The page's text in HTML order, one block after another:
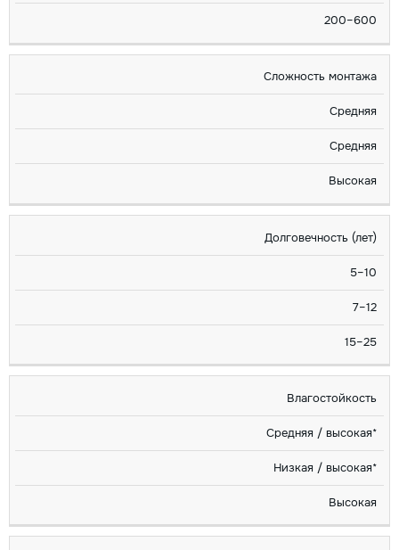
200–600
Сложность монтажа
Средняя
Средняя
Высокая
Долговечность (лет)
5–10
7–12
15–25
Влагостойкость
Средняя / высокая*
Низкая / высокая*
Высокая